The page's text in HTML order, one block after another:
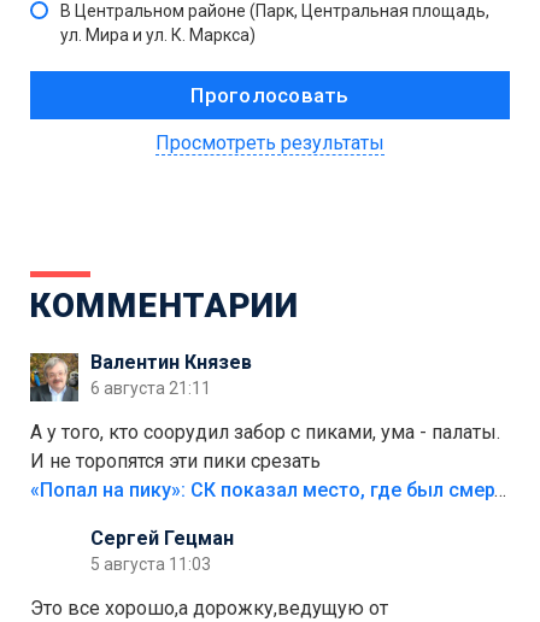
В Центральном районе (Парк, Центральная площадь,
ул. Мира и ул. К. Маркса)
Просмотреть результаты
КОММЕНТАРИИ
Валентин Князев
6 августа 21:11
А у того, кто соорудил забор с пиками, ума - палаты.
И не торопятся эти пики срезать
«Попал на пику»: СК показал место, где был смертельно травмирован ребенок в Тольятти
Сергей Гецман
5 августа 11:03
Это все хорошо,а дорожку,ведущую от